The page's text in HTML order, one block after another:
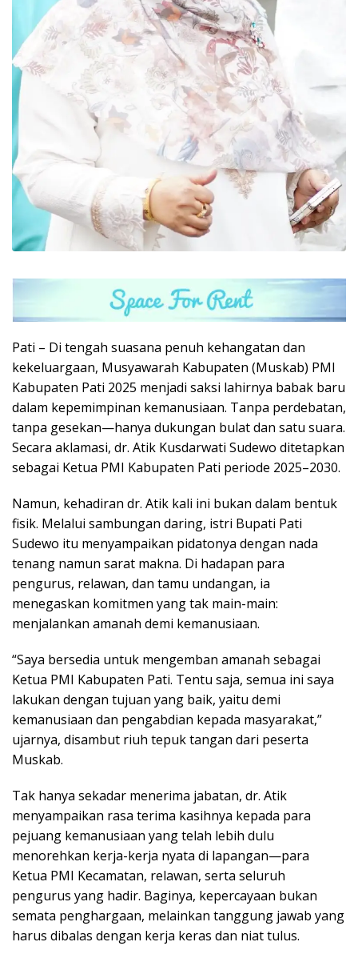
Pati – Di tengah suasana penuh kehangatan dan
kekeluargaan, Musyawarah Kabupaten (Muskab) PMI
Kabupaten Pati 2025 menjadi saksi lahirnya babak baru
dalam kepemimpinan kemanusiaan. Tanpa perdebatan,
tanpa gesekan—hanya dukungan bulat dan satu suara.
Secara aklamasi, dr. Atik Kusdarwati Sudewo ditetapkan
sebagai Ketua PMI Kabupaten Pati periode 2025–2030.
Namun, kehadiran dr. Atik kali ini bukan dalam bentuk
fisik. Melalui sambungan daring, istri Bupati Pati
Sudewo itu menyampaikan pidatonya dengan nada
tenang namun sarat makna. Di hadapan para
pengurus, relawan, dan tamu undangan, ia
menegaskan komitmen yang tak main-main:
menjalankan amanah demi kemanusiaan.
“Saya bersedia untuk mengemban amanah sebagai
Ketua PMI Kabupaten Pati. Tentu saja, semua ini saya
lakukan dengan tujuan yang baik, yaitu demi
kemanusiaan dan pengabdian kepada masyarakat,”
ujarnya, disambut riuh tepuk tangan dari peserta
Muskab.
Tak hanya sekadar menerima jabatan, dr. Atik
menyampaikan rasa terima kasihnya kepada para
pejuang kemanusiaan yang telah lebih dulu
menorehkan kerja-kerja nyata di lapangan—para
Ketua PMI Kecamatan, relawan, serta seluruh
pengurus yang hadir. Baginya, kepercayaan bukan
semata penghargaan, melainkan tanggung jawab yang
harus dibalas dengan kerja keras dan niat tulus.